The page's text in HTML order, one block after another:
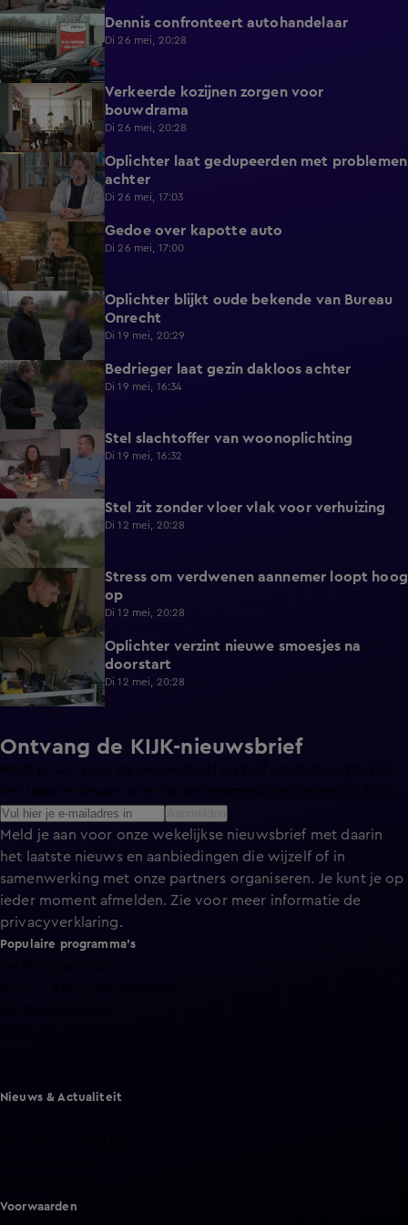
6:04 Dennis confronteert autohandelaar
Di 26 mei, 20:28
4:53
Verkeerde kozijnen zorgen voor
bouwdrama
Di 26 mei, 20:28
0:46
Oplichter laat gedupeerden met problemen
achter
Di 26 mei, 17:03
1:29 Gedoe over kapotte auto
Di 26 mei, 17:00
5:52
Oplichter blijkt oude bekende van Bureau
Onrecht
Di 19 mei, 20:29
0:54 Bedrieger laat gezin dakloos achter
Di 19 mei, 16:34
1:23 Stel slachtoffer van woonoplichting
Di 19 mei, 16:32
0:54 Stel zit zonder vloer vlak voor verhuizing
Di 12 mei, 20:28
0:52
Stress om verdwenen aannemer loopt hoog
op
Di 12 mei, 20:28
Oplichter verzint nieuwe smoesjes na
doorstart
Di 12 mei, 20:28
Ontvang de KIJK-nieuwsbrief
Meld je aan voor de nieuwsbrief en blijf op de hoogte van
Meld je aan voor onze wekelijkse nieuwsbrief met daarin
het laatste nieuws en aanbiedingen die wijzelf of in
samenwerking met onze partners organiseren. Je kunt je op
ieder moment afmelden. Zie voor meer informatie de
privacyverklaring.
Populaire programma's
Nieuws & Actualiteit
Voorwaarden